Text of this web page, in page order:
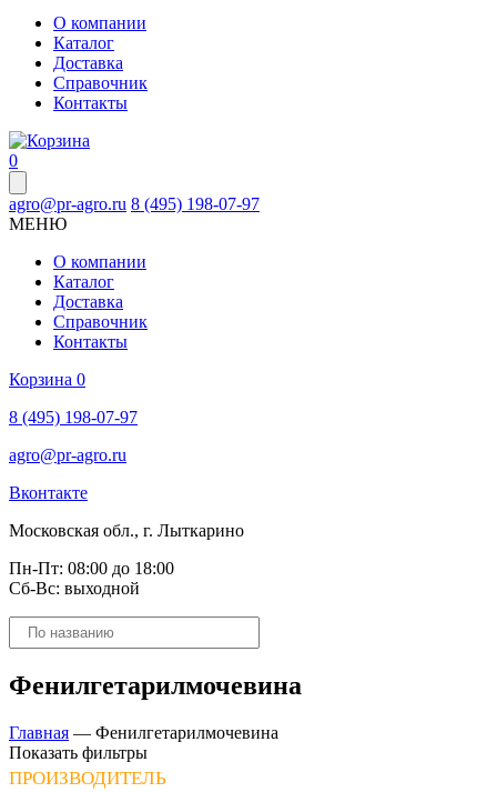
О компании
Каталог
Доставка
Справочник
Контакты
0
agro@pr-agro.ru 8 (495) 198-07-97
МЕНЮ
О компании
Каталог
Доставка
Справочник
Контакты
Корзина 0
8 (495) 198-07-97
agro@pr-agro.ru
Вконтакте
Московская обл., г. Лыткарино
Пн-Пт: 08:00 до 18:00
Сб-Вс: выходной
Поиск
товаров
Фенилгетарилмочевина
Главная — Фенилгетарилмочевина
Показать фильтры
ПРОИЗВОДИТЕЛЬ